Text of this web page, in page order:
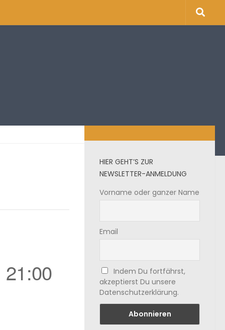
21:00
HIER GEHT’S ZUR
NEWSLETTER-ANMELDUNG
Vorname oder ganzer Name
Email
Indem Du fortfährst,
akzeptierst Du unsere
Datenschutzerklärung.